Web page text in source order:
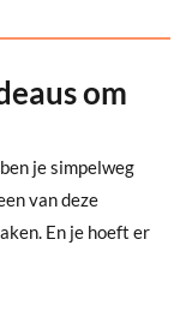
om
je simpelweg
van deze
En je hoeft er